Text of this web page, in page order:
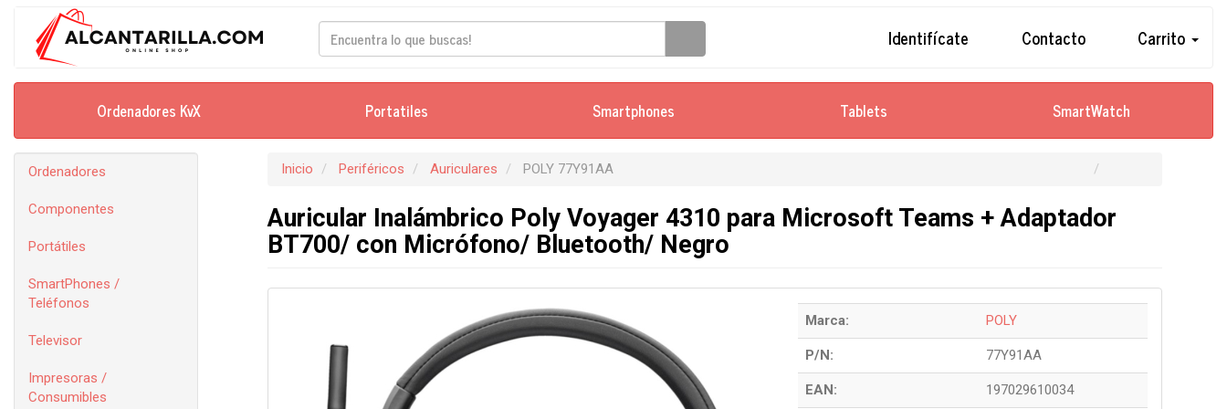
Identifícate Contacto Carrito
Ordenadores KvX Portatiles Smartphones Tablets SmartWatch
Ordenadores
Componentes
Portátiles
SmartPhones /
Teléfonos
Televisor
Impresoras /
Consumibles
Inicio Periféricos Auriculares POLY 77Y91AA
Auricular Inalámbrico Poly Voyager 4310 para Microsoft Teams + Adaptador
BT700/ con Micrófono/ Bluetooth/ Negro
Marca: POLY
P/N: 77Y91AA
EAN: 197029610034